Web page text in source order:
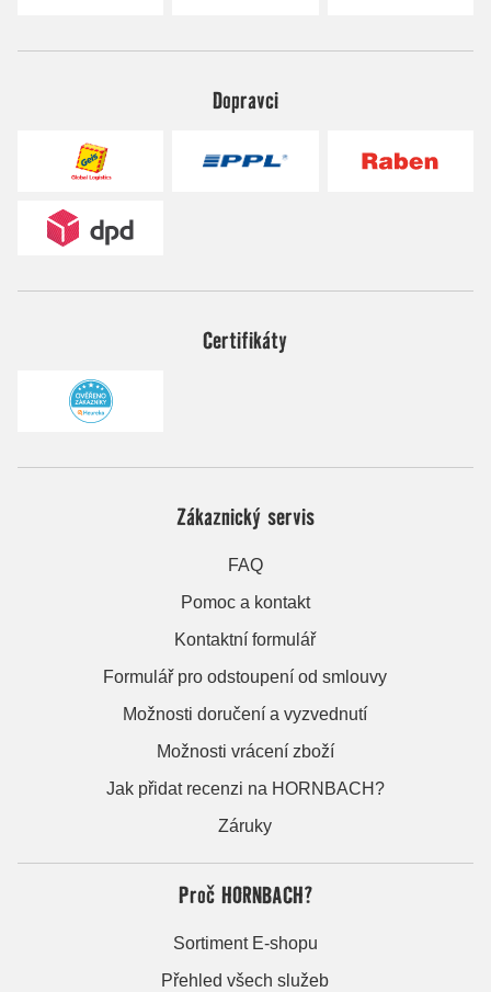
Dopravci
Certifikáty
Zákaznický servis
FAQ
Pomoc a kontakt
Kontaktní formulář
Formulář pro odstoupení od smlouvy
Možnosti doručení a vyzvednutí
Možnosti vrácení zboží
Jak přidat recenzi na HORNBACH?
Záruky
Proč HORNBACH?
Sortiment E-shopu
Přehled všech služeb